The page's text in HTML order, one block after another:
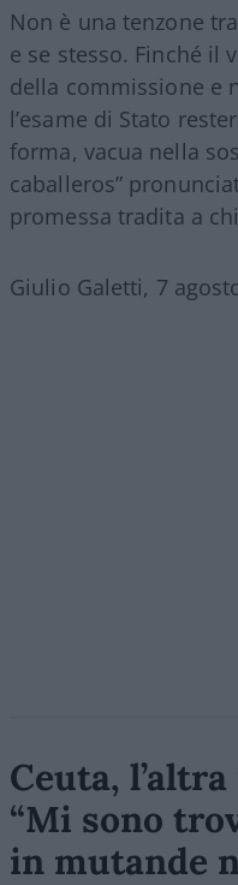
Non è una tenzone
e se stesso. Finché il
della commissione e
l’esame di Stato
forma, vacua nella
caballeros”
promessa tradita a
Giulio Galetti, 7
Ceuta,
“Mi sono
in mutande